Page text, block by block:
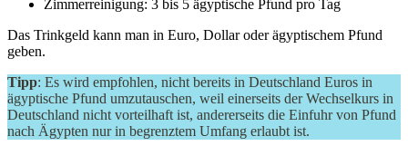
Zimmerreinigung: 3 bis 5 ägyptische Pfund pro Tag
Das Trinkgeld kann man in Euro, Dollar oder ägyptischem Pfund
geben.
Tipp: Es wird empfohlen, nicht bereits in Deutschland Euros in
ägyptische Pfund umzutauschen, weil einerseits der Wechselkurs in
Deutschland nicht vorteilhaft ist, andererseits die Einfuhr von Pfund
nach Ägypten nur in begrenztem Umfang erlaubt ist.